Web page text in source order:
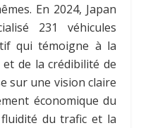
En 2024, Japan
231 véhicules
qui témoigne à la
de la crédibilité de
sur une vision claire
économique du
du trafic et la